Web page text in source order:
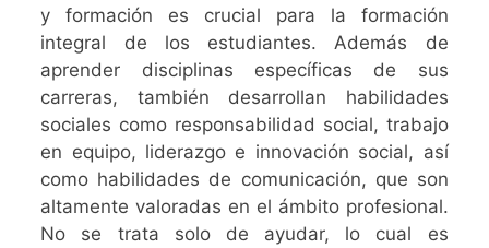
y formación es crucial para la formación
integral de los estudiantes. Además de
aprender disciplinas específicas de sus
carreras, también desarrollan habilidades
sociales como responsabilidad social, trabajo
en equipo, liderazgo e innovación social, así
como habilidades de comunicación, que son
altamente valoradas en el ámbito profesional.
No se trata solo de ayudar, lo cual es